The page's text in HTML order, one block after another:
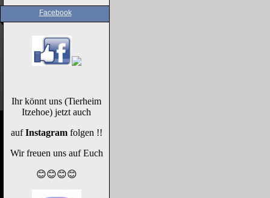
Facebook
Ihr könnt uns (Tierheim
Itzehoe) jetzt auch
aufInstagramfolgen !!
Wir freuen uns auf Euch
😊😊😊😊